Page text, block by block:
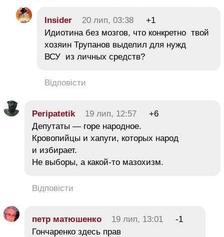
Insider 20 лип, 03:38
+1
Идиотина без мозгов, что конкретно твой
хозяин Трупанов выделил для нужд
ВСУ из личных средств?
Відповісти
Peripatetik 19 лип, 12:57
+6
Депутаты — горе народное.
Кровопийцы и хапуги, которых народ
и избирает.
Не выборы, а какой-то мазохизм.
Відповісти
петр матюшенко 19 лип, 13:01
-1
Гончаренко здесь прав